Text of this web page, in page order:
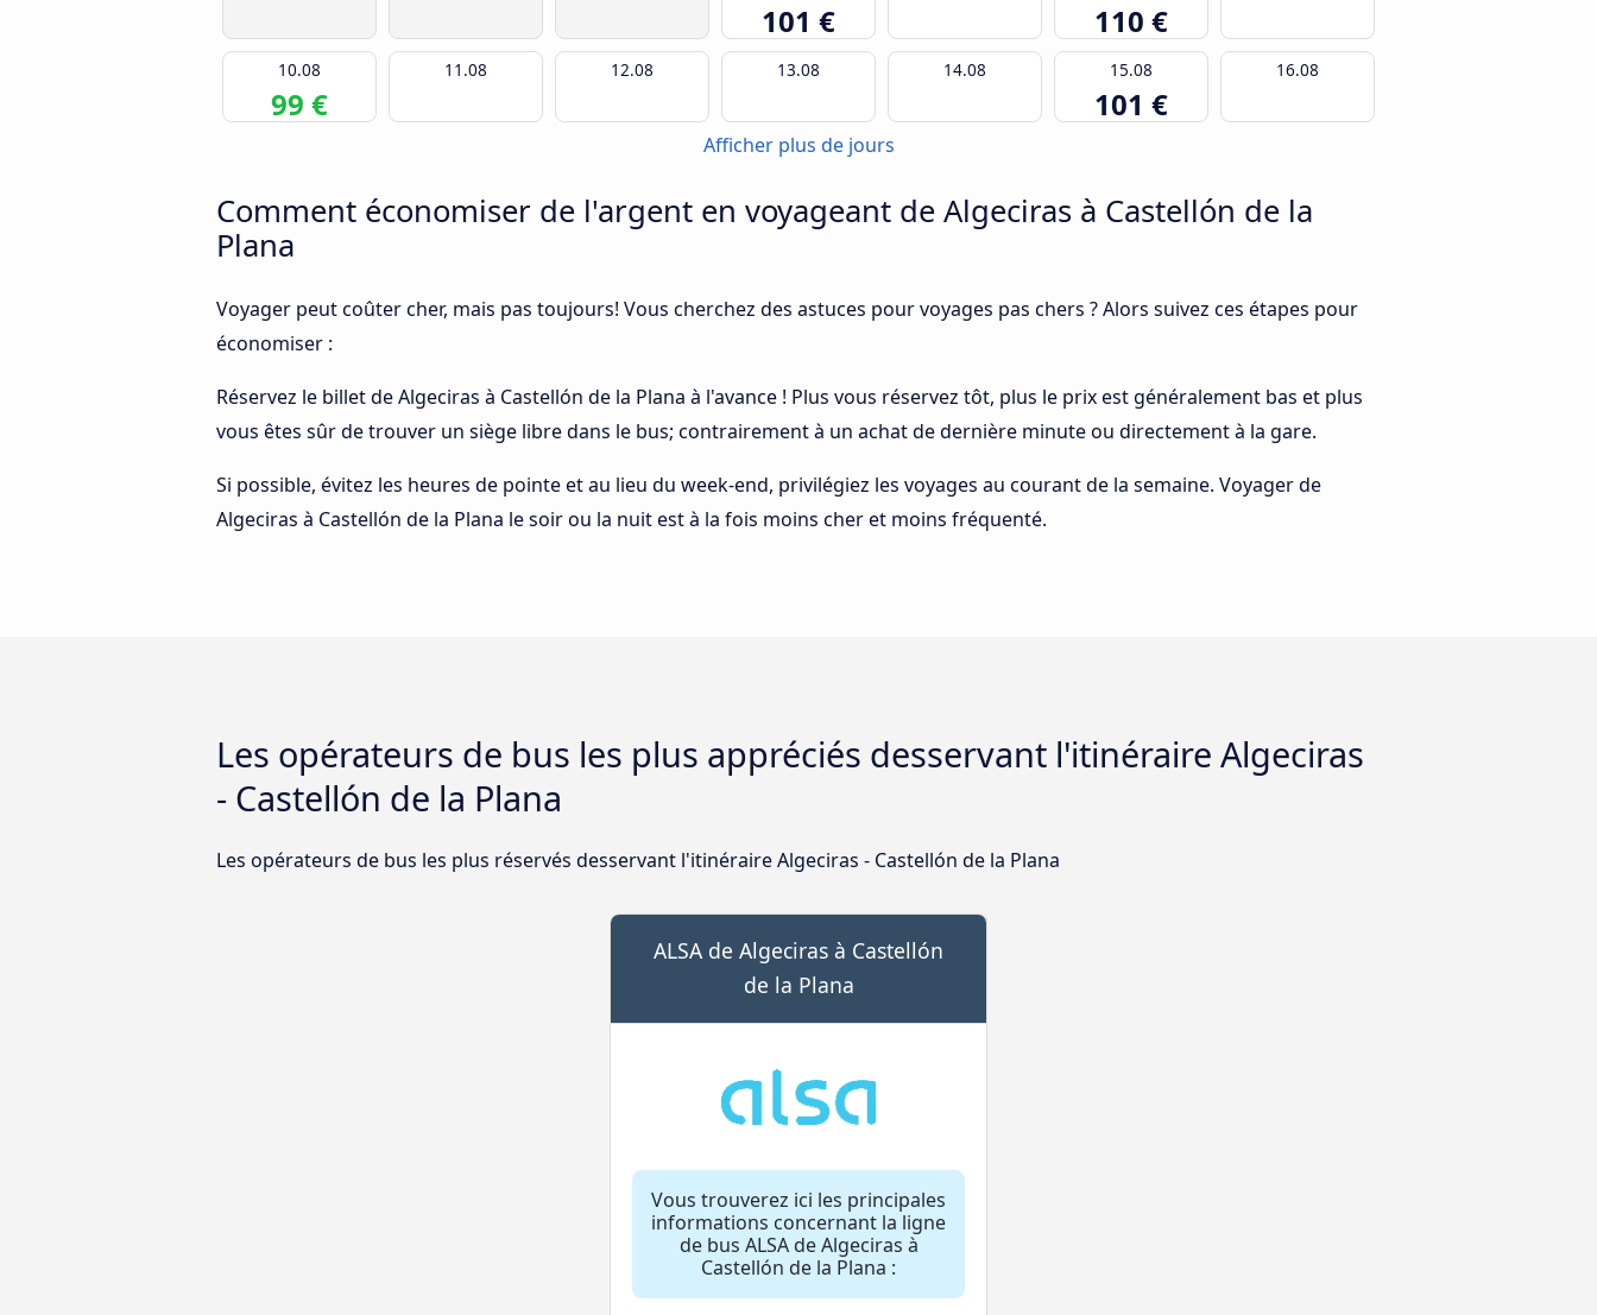
101 € 110 €
10.08
99 €
11.08 12.08 13.08 14.08 15.08
101 €
16.08
Afficher plus de jours
Comment économiser de l'argent en voyageant de Algeciras à Castellón de la
Plana
Voyager peut coûter cher, mais pas toujours! Vous cherchez des astuces pour voyages pas chers ? Alors suivez ces étapes pour
économiser :
Réservez le billet de Algeciras à Castellón de la Plana à l'avance ! Plus vous réservez tôt, plus le prix est généralement bas et plus
vous êtes sûr de trouver un siège libre dans le bus; contrairement à un achat de dernière minute ou directement à la gare.
Si possible, évitez les heures de pointe et au lieu du week-end, privilégiez les voyages au courant de la semaine. Voyager de
Algeciras à Castellón de la Plana le soir ou la nuit est à la fois moins cher et moins fréquenté.
Les opérateurs de bus les plus appréciés desservant l'itinéraire Algeciras
- Castellón de la Plana
Les opérateurs de bus les plus réservés desservant l'itinéraire Algeciras - Castellón de la Plana
ALSA de Algeciras à Castellón
de la Plana
Vous trouverez ici les principales
informations concernant la ligne
de bus ALSA de Algeciras à
Castellón de la Plana :